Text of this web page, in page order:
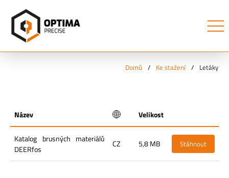
Domů / Ke stažení / Letáky
Název Velikost
Katalog brusných materiálů
DEERfos
CZ 5,8 MB Stáhnout